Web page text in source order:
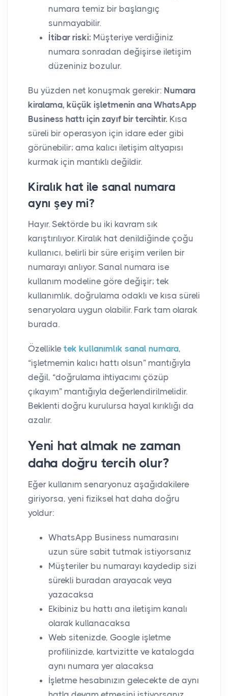
numara temiz bir başlangıç
sunmayabilir.
İtibar riski: Müşteriye verdiğiniz
numara sonradan değişirse iletişim
düzeniniz bozulur.
Bu yüzden net konuşmak gerekir: Numara
kiralama, küçük işletmenin ana WhatsApp
Business hattı için zayıf bir tercihtir. Kısa
süreli bir operasyon için idare eder gibi
görünebilir; ama kalıcı iletişim altyapısı
kurmak için mantıklı değildir.
Kiralık hat ile sanal numara
aynı şey mi?
Hayır. Sektörde bu iki kavram sık
karıştırılıyor. Kiralık hat denildiğinde çoğu
kullanıcı, belirli bir süre erişim verilen bir
numarayı anlıyor. Sanal numara ise
kullanım modeline göre değişir; tek
kullanımlık, doğrulama odaklı ve kısa süreli
senaryolara uygun olabilir. Fark tam olarak
burada.
Özellikle tek kullanımlık sanal numara,
“işletmemin kalıcı hattı olsun” mantığıyla
değil, “doğrulama ihtiyacımı çözüp
çıkayım” mantığıyla değerlendirilmelidir.
Beklenti doğru kurulursa hayal kırıklığı da
azalır.
Yeni hat almak ne zaman
daha doğru tercih olur?
Eğer kullanım senaryonuz aşağıdakilere
giriyorsa, yeni fiziksel hat daha doğru
yoldur:
WhatsApp Business numarasını
uzun süre sabit tutmak istiyorsanız
Müşteriler bu numarayı kaydedip sizi
sürekli buradan arayacak veya
yazacaksa
Ekibiniz bu hattı ana iletişim kanalı
olarak kullanacaksa
Web sitenizde, Google işletme
profilinizde, kartvizitte ve katalogda
aynı numara yer alacaksa
İşletme hesabınızın gelecekte de aynı